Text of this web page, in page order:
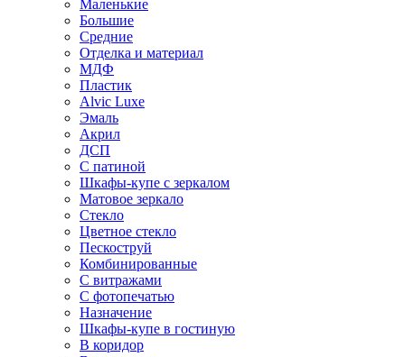
Маленькие
Большие
Средние
Отделка и материал
МДФ
Пластик
Alvic Luxe
Эмаль
Акрил
ДСП
С патиной
Шкафы-купе с зеркалом
Матовое зеркало
Стекло
Цветное стекло
Пескоструй
Комбинированные
С витражами
С фотопечатью
Назначение
Шкафы-купе в гостиную
В коридор